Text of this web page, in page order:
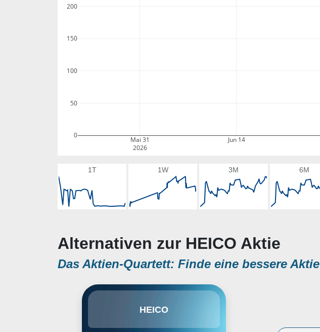
Mai 31
2026
Jun 14
0
50
100
150
200
1T 1W 3M 6M
Alternativen zur HEICO Aktie
Das Aktien-Quartett: Finde eine bessere Aktie
HEICO
manufacturing of electronic
defense, space, medical,